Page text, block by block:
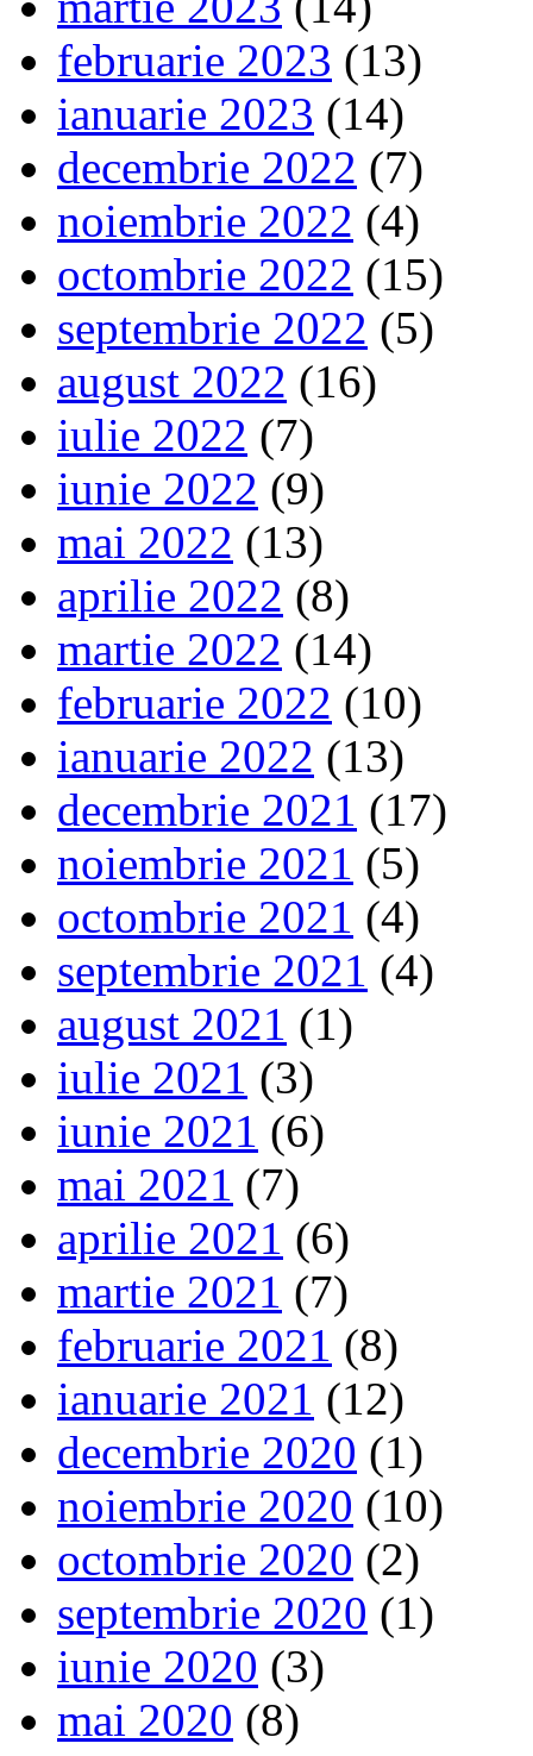
februarie 2023 (13)
ianuarie 2023 (14)
decembrie 2022 (7)
noiembrie 2022 (4)
octombrie 2022 (15)
septembrie 2022 (5)
august 2022 (16)
iulie 2022 (7)
iunie 2022 (9)
mai 2022 (13)
aprilie 2022 (8)
martie 2022 (14)
februarie 2022 (10)
ianuarie 2022 (13)
decembrie 2021 (17)
noiembrie 2021 (5)
octombrie 2021 (4)
septembrie 2021 (4)
august 2021 (1)
iulie 2021 (3)
iunie 2021 (6)
mai 2021 (7)
aprilie 2021 (6)
martie 2021 (7)
februarie 2021 (8)
ianuarie 2021 (12)
decembrie 2020 (1)
noiembrie 2020 (10)
octombrie 2020 (2)
septembrie 2020 (1)
iunie 2020 (3)
mai 2020 (8)